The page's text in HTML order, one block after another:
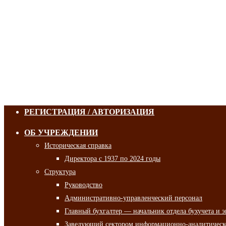
РЕГИСТРАЦИЯ / АВТОРИЗАЦИЯ
ОБ УЧРЕЖДЕНИИ
Историческая справка
Директора с 1937 по 2024 годы
Структура
Руководство
Административно-управленческий персонал
Главный бухгалтер — начальник отдела бухучета и
Заведующий сектором информационно-